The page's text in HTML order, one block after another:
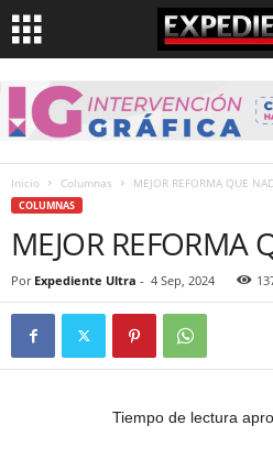
Inicio Columnas MEJOR REFORMA QUE
COLUMNAS
MEJOR REFORMA
Por Expediente Ultra - 4 Sep, 2024
Tiempo de lectura